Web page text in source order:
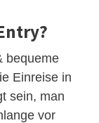
bequeme
Einreise in
sein, man
vor